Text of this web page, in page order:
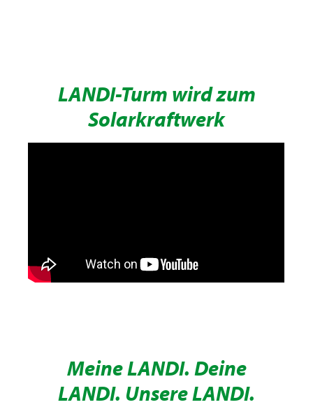
LANDI-Turm wird zum
Solarkraftwerk
Meine LANDI. Deine
LANDI. Unsere LANDI.